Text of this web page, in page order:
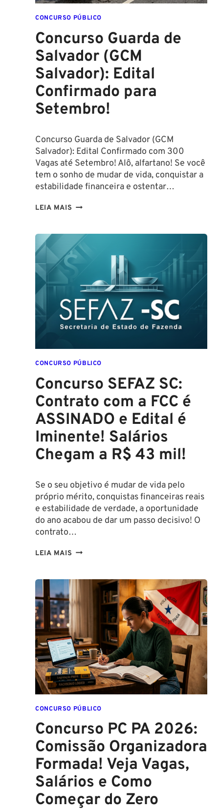
CONCURSO PÚBLICO
Concurso Guarda de
Salvador (GCM
Salvador): Edital
Confirmado para
Setembro!
Concurso Guarda de Salvador (GCM
Salvador): Edital Confirmado com 300
Vagas até Setembro! Alô, alfartano! Se você
tem o sonho de mudar de vida, conquistar a
estabilidade financeira e ostentar…
LEIA MAIS CONCURSO
SALVADOR
(GCM
SALVADOR):
CONFIRMADO
PARA
SETEMBRO!
CONCURSO PÚBLICO
Concurso SEFAZ SC:
Contrato com a FCC é
ASSINADO e Edital é
Iminente! Salários
Chegam a R$ 43 mil!
Se o seu objetivo é mudar de vida pelo
próprio mérito, conquistas financeiras reais
e estabilidade de verdade, a oportunidade
do ano acabou de dar um passo decisivo! O
contrato…
LEIA MAIS CONCURSO
CONTRATO
COM
É
ASSINADO
E
EDITAL
É
IMINENTE!
SALÁRIOS
A
R$
43
MIL!
CONCURSO PÚBLICO
Concurso PC PA 2026:
Comissão Organizadora
Formada! Veja Vagas,
Salários e Como
Começar do Zero